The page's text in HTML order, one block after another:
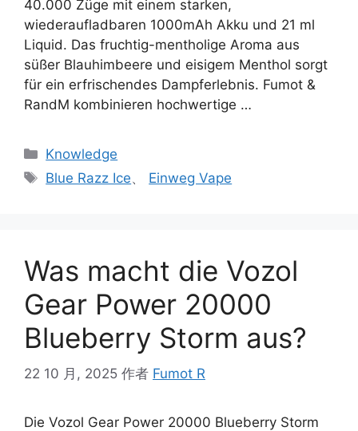
40.000 Züge mit einem starken,
wiederaufladbaren 1000mAh Akku und 21 ml
Liquid. Das fruchtig-mentholige Aroma aus
süßer Blauhimbeere und eisigem Menthol sorgt
für ein erfrischendes Dampferlebnis. Fumot &
RandM kombinieren hochwertige …
Knowledge
Blue Razz Ice、 Einweg Vape
Was macht die Vozol
Gear Power 20000
Blueberry Storm aus?
22 10 月, 2025 作者 Fumot R
Die Vozol Gear Power 20000 Blueberry Storm